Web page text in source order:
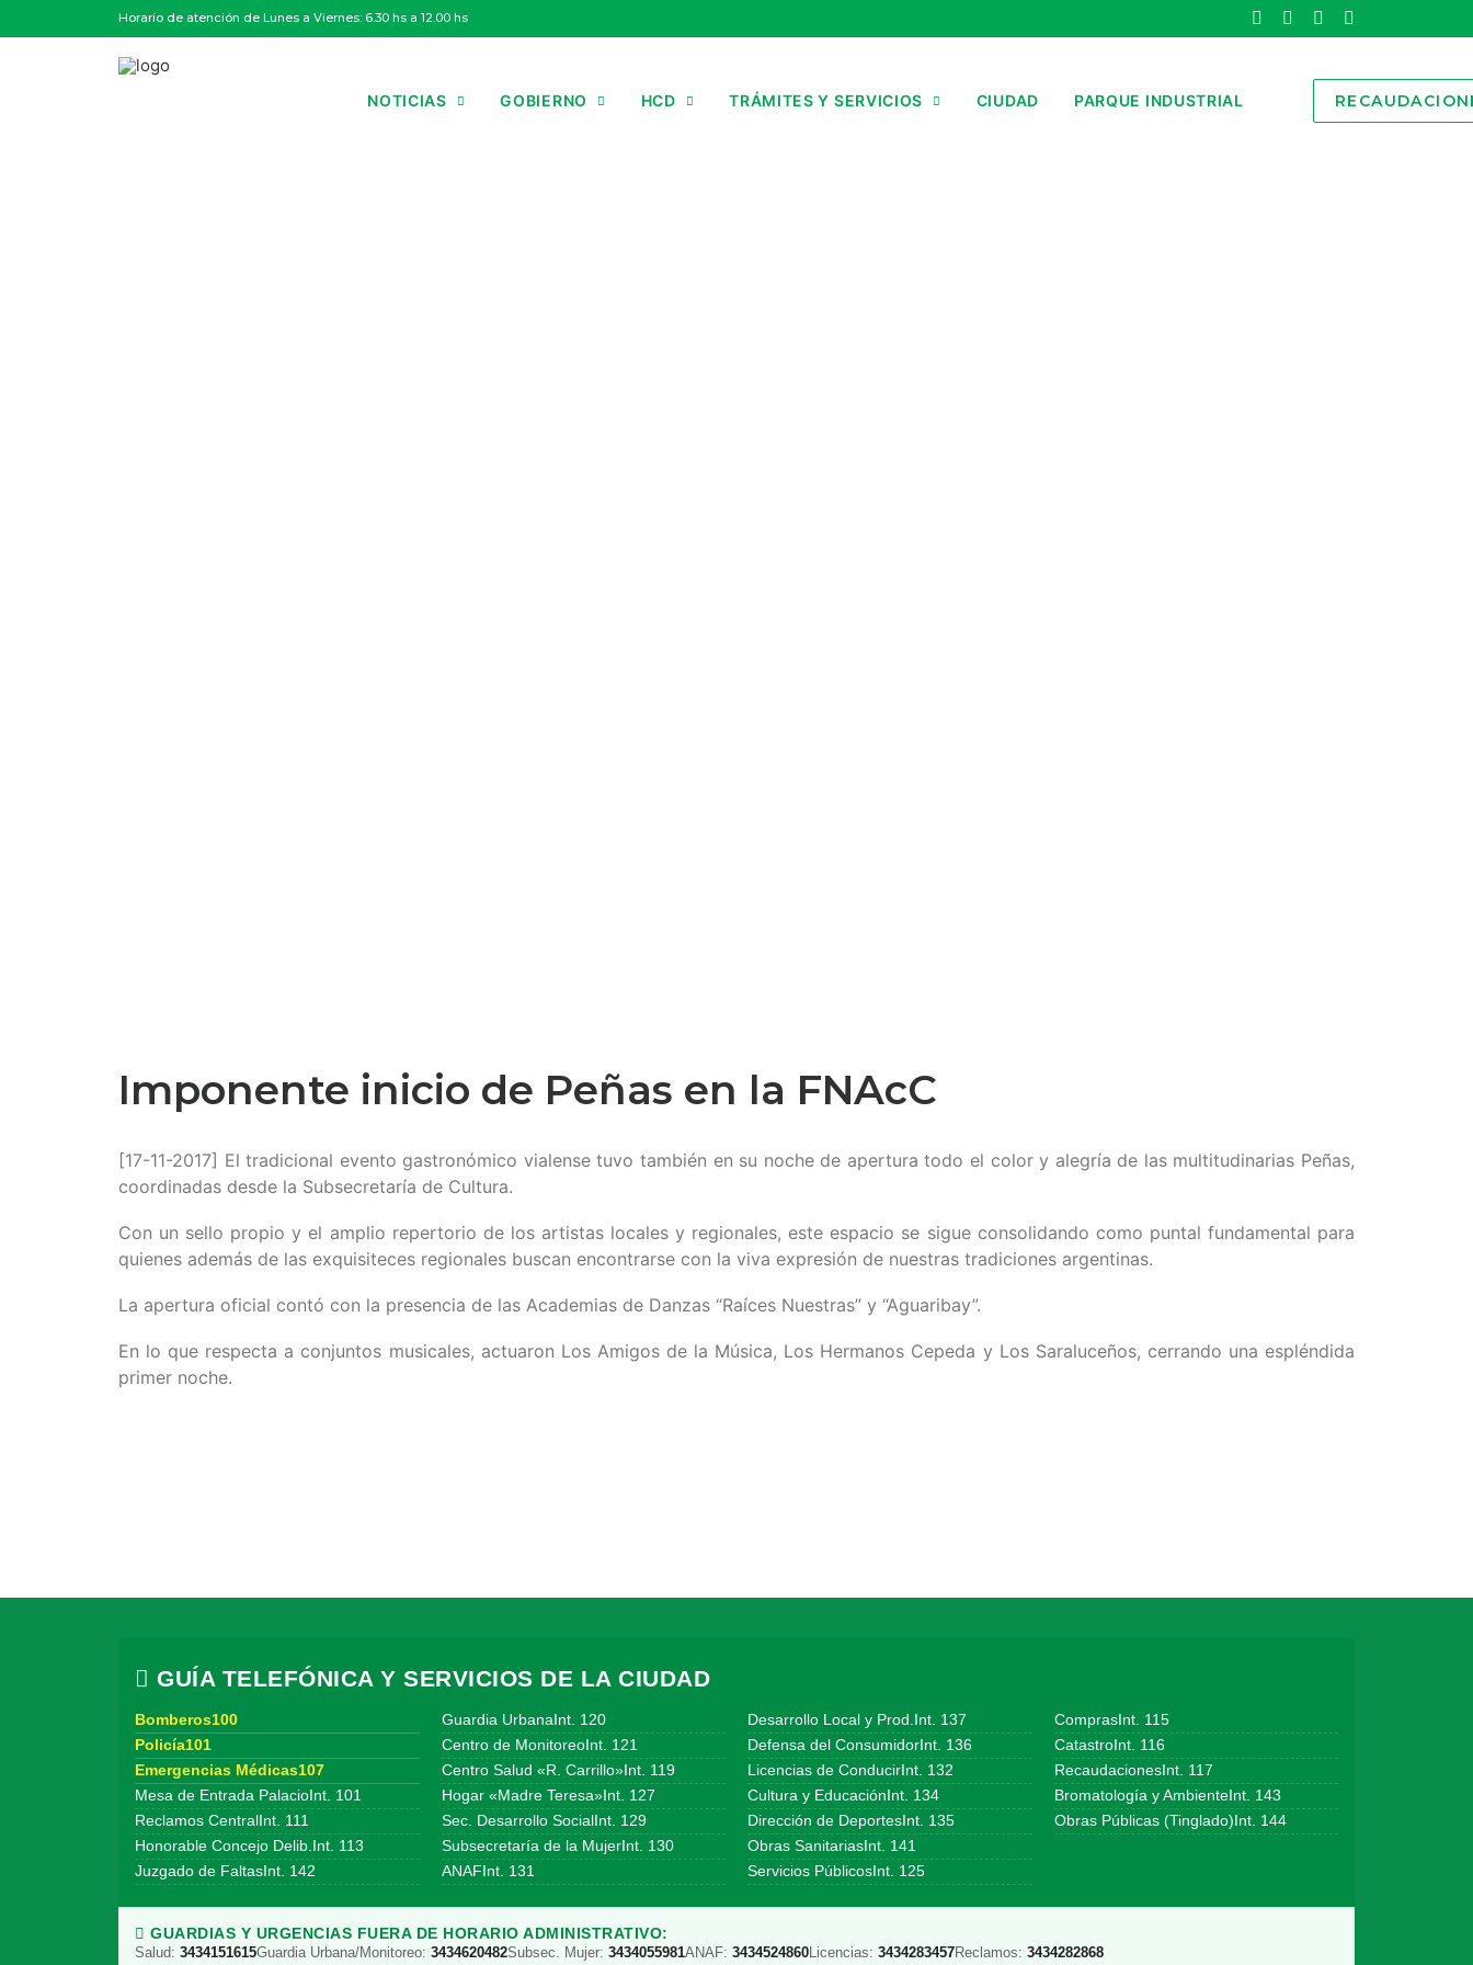
Horario de atención de Lunes a Viernes: 6.30 hs a 12.00 hs
NOTICIAS GOBIERNO HCD TRÁMITES Y SERVICIOS CIUDAD PARQUE INDUSTRIAL
Imponente inicio de Peñas en la FNAcC
[17-11-2017] El tradicional evento gastronómico vialense tuvo también en su noche de apertura todo el color y alegría de las multitudinarias Peñas,
coordinadas desde la Subsecretaría de Cultura.
Con un sello propio y el amplio repertorio de los artistas locales y regionales, este espacio se sigue consolidando como puntal fundamental para
quienes además de las exquisiteces regionales buscan encontrarse con la viva expresión de nuestras tradiciones argentinas.
La apertura oficial contó con la presencia de las Academias de Danzas “Raíces Nuestras” y “Aguaribay”.
En lo que respecta a conjuntos musicales, actuaron Los Amigos de la Música, Los Hermanos Cepeda y Los Saraluceños, cerrando una espléndida
primer noche.
GUÍA TELEFÓNICA Y SERVICIOS DE LA CIUDAD
Bomberos100
Policía101
Emergencias Médicas107
Mesa de Entrada PalacioInt. 101
Reclamos CentralInt. 111
Honorable Concejo Delib.Int. 113
Juzgado de FaltasInt. 142
Guardia UrbanaInt. 120
Centro de MonitoreoInt. 121
Centro Salud «R. Carrillo»Int. 119
Hogar «Madre Teresa»Int. 127
Sec. Desarrollo SocialInt. 129
Subsecretaría de la MujerInt. 130
ANAFInt. 131
Desarrollo Local y Prod.Int. 137
Defensa del ConsumidorInt. 136
Licencias de ConducirInt. 132
Cultura y EducaciónInt. 134
Dirección de DeportesInt. 135
Obras SanitariasInt. 141
Servicios PúblicosInt. 125
ComprasInt. 115
CatastroInt. 116
RecaudacionesInt. 117
Bromatología y AmbienteInt. 143
Obras Públicas (Tinglado)Int. 144
GUARDIAS Y URGENCIAS FUERA DE HORARIO ADMINISTRATIVO:
Salud: 3434151615Guardia Urbana/Monitoreo: 3434620482Subsec. Mujer: 3434055981ANAF: 3434524860Licencias: 3434283457Reclamos: 3434282868